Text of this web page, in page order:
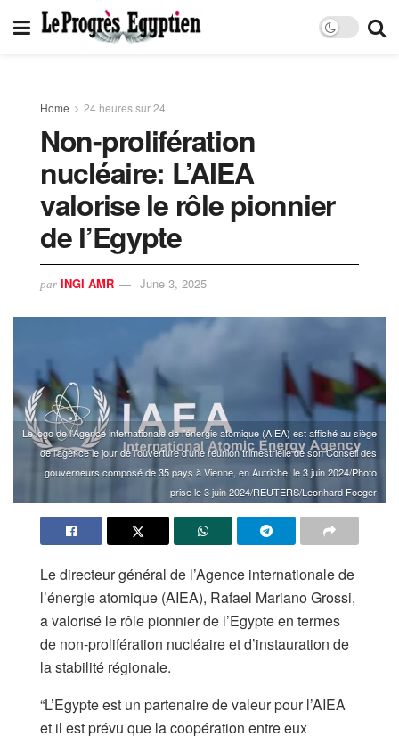
Home 24 heures sur 24
Non-prolifération
nucléaire: L’AIEA
valorise le rôle pionnier
de l’Egypte
par INGI AMR June 3, 2025
Le logo de l'Agence internationale de l'énergie atomique (AIEA) est affiché au siège
de l'agence le jour de l'ouverture d'une réunion trimestrielle de son Conseil des
gouverneurs composé de 35 pays à Vienne, en Autriche, le 3 juin 2024/Photo
prise le 3 juin 2024/REUTERS/Leonhard Foeger
Le directeur général de l’Agence internationale de
l’énergie atomique (AIEA), Rafael Mariano Grossi,
a valorisé le rôle pionnier de l’Egypte en termes
de non-prolifération nucléaire et d’instauration de
la stabilité régionale.
“L’Egypte est un partenaire de valeur pour l’AIEA
et il est prévu que la coopération entre eux